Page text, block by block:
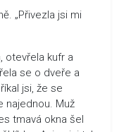
„Přivezla jsi mi
otevřela kufr a
se o dveře a
jsi, že se
najednou. Muž
tmavá okna šel